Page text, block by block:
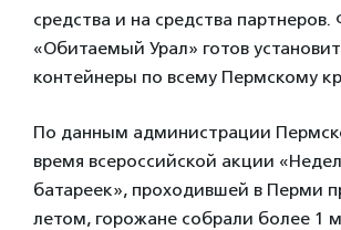
средства и на средства
«Обитаемый Урал» готов
контейнеры по всему Пермскому
По данным администрации
время всероссийской акции
батареек», проходившей в Перми
летом, горожане собрали более 1